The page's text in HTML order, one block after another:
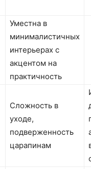
Уместна в
минималистичных
интерьерах с
акцентом на
практичность
Сложность в
уходе,
подверженность
царапинам